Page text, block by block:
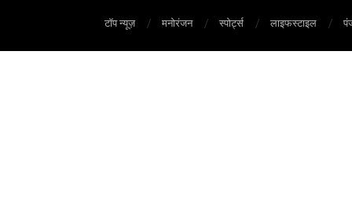
टॉप न्यूज़ मनोरंजन स्पोर्ट्स लाइफस्टाइल